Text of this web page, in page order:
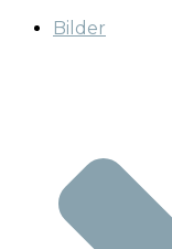
Bilder